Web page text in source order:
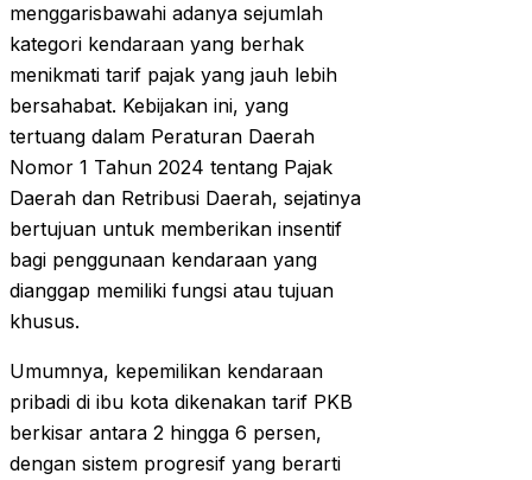
menggarisbawahi adanya sejumlah
kategori kendaraan yang berhak
menikmati tarif pajak yang jauh lebih
bersahabat. Kebijakan ini, yang
tertuang dalam Peraturan Daerah
Nomor 1 Tahun 2024 tentang Pajak
Daerah dan Retribusi Daerah, sejatinya
bertujuan untuk memberikan insentif
bagi penggunaan kendaraan yang
dianggap memiliki fungsi atau tujuan
khusus.
Umumnya, kepemilikan kendaraan
pribadi di ibu kota dikenakan tarif PKB
berkisar antara 2 hingga 6 persen,
dengan sistem progresif yang berarti